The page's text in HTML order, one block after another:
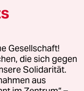
wozu der
abhören
letztlich doch
soll?
Gesellschaft!
die sich gegen
Solidarität.
aus